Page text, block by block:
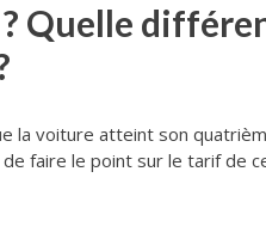
Quelle
voiture atteint son
faire le point sur le tarif de